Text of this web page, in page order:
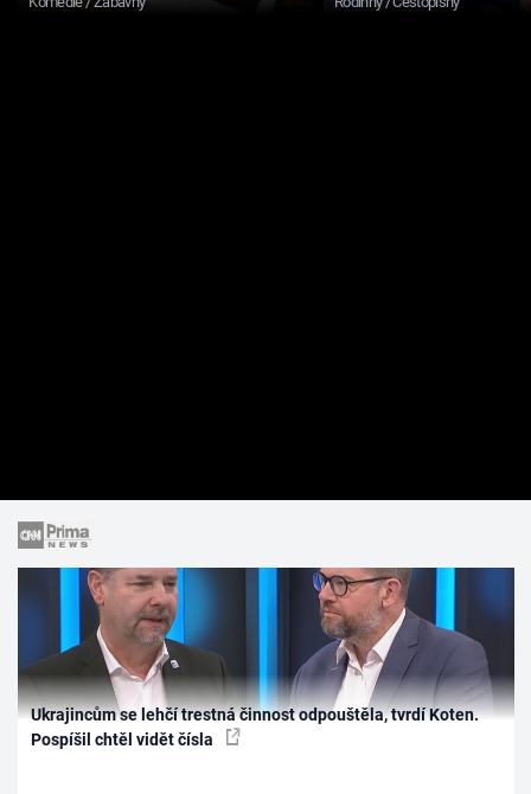
Ukrajincům se lehčí trestná činnost odpouštěla, tvrdí Koten.
Pospíšil chtěl vidět čísla